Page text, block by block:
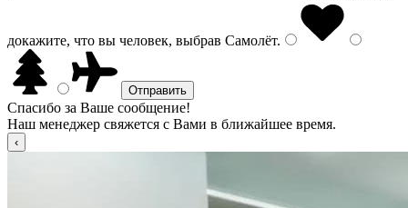
докажите, что вы человек, выбрав Самолёт.
Спасибо за Ваше сообщение!
Наш менеджер свяжется с Вами в ближайшее время.